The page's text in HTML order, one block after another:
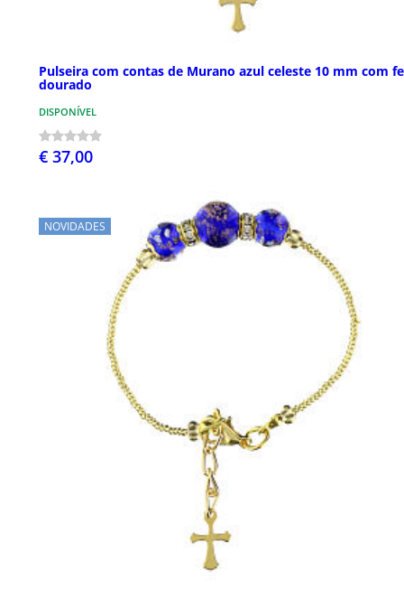
Pulseira com contas de Murano azul celeste 10 mm com
dourado
DISPONÍVEL
€ 37,00
NOVIDADES